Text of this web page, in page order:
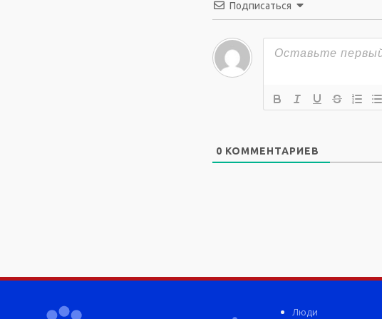
Подписаться
0 КОММЕНТАРИЕВ
Люди